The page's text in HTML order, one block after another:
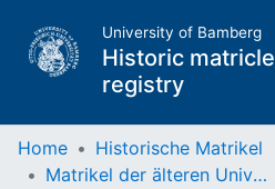
University of Bamberg
Historic matricle
registry
Home
Historische Matrikel
Matrikel der älteren Universität